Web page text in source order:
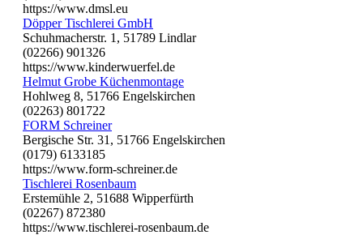
https://www.dmsl.eu
Döpper Tischlerei GmbH
Schuhmacherstr. 1, 51789 Lindlar
(02266) 901326
https://www.kinderwuerfel.de
Helmut Grobe Küchenmontage
Hohlweg 8, 51766 Engelskirchen
(02263) 801722
FORM Schreiner
Bergische Str. 31, 51766 Engelskirchen
(0179) 6133185
https://www.form-schreiner.de
Tischlerei Rosenbaum
Erstemühle 2, 51688 Wipperfürth
(02267) 872380
https://www.tischlerei-rosenbaum.de